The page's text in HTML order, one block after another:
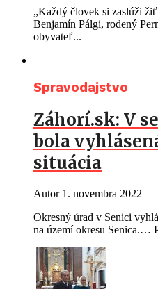
„Každý človek si zaslúži
Benjamín Pálgi, rodený
obyvateľ...
Spravodajstvo
Záhorí.sk: V
bola
situácia
Autor 1. novembra 2022
Okresný úrad v Senici
na území okresu Senica.…